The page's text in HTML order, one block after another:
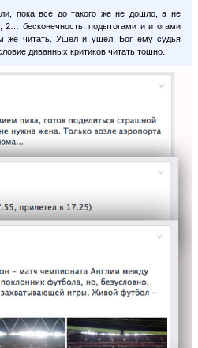
пока все до такого же не дошло, а не
2… бесконечность, подытогами и итогами
же читать. Ушел и ушел, Бог ему судья
диванных критиков читать тошно.